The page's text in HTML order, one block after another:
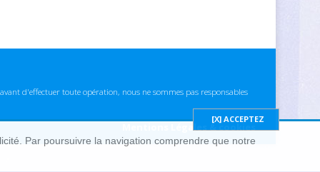
d'effectuer toute opération, nous ne sommes pas responsables
Mentions Légales & cookies
Par poursuivre la navigation comprendre que notre